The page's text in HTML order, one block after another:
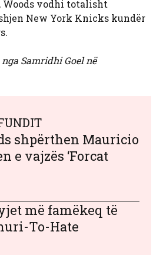
Woods vodhi totalisht
New York Knicks kundër
Samridhi Goel në
shpërthen Mauricio
e vajzës ‘Forcat
më famëkeq të
To-Hate